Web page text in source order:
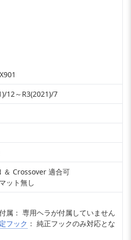
12～R3(2021)/7
＆ Crossover 適合可
ット無し
属： 専用ヘラが付属していません
フック ： 純正フックのみ対応とな